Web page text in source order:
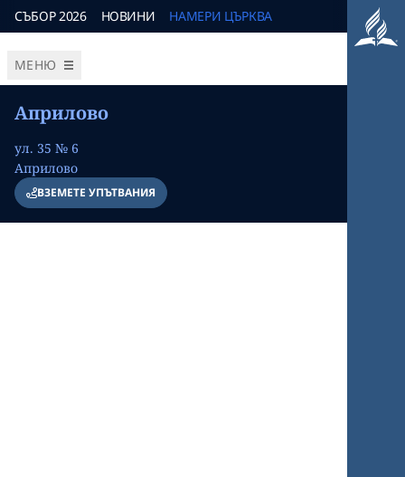
СЪБОР 2026 НОВИНИ НАМЕРИ ЦЪРКВА
МЕНЮ
Априлово
ул. 35 № 6
Априлово
ВЗЕМЕТЕ УПЪТВАНИЯ